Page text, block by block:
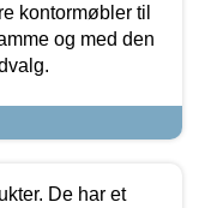
kontormøbler til
og med den
De har et